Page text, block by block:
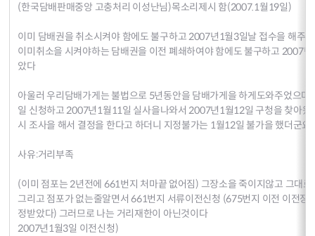
(한국담배판매중앙 고충처리 이성난님)목소리제시 함(2007.1월19일)
이미 담배권을 취소시켜야 함에도 불구하고 2007년1월3일날 접수을 해주
이미취소을 시켜야하는 담배권을 이전 폐쇄하여야 함에도 불구하고 2007
았다
아울러 우리담배가게는 불법으로 5년동안을 담배가게을 하게도와주었으
일 신청하고 2007년1월11일 실사을나와서 2007년1월12일 구청을 찾아왔
시 조사을 해서 결정을 한다고 하더니 지정불가는 1월12일 불가을 했더군요
사유:거리부족
(이미 점포는 2년전에 661번지 처마끝 없어짐) 그장소을 죽이지않고 그대
그리고 점포가 없는줄알면서 661번지 서류이전신청 (675번지 이전 이전장
정받았다) 그러므로 나는 거리재한이 아닌것이다
2007년1월3일 이전신청)